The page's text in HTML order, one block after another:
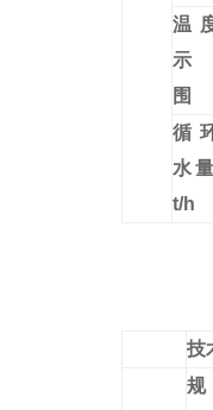
温
循
t/h
技